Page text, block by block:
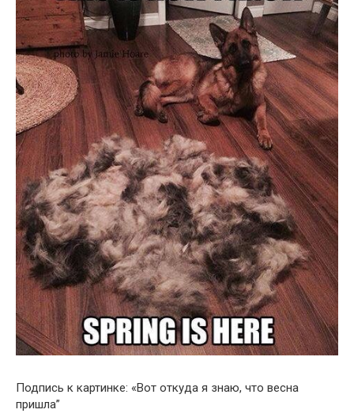
Подпись к картинке: «Вот откуда я знаю, что весна
пришла”